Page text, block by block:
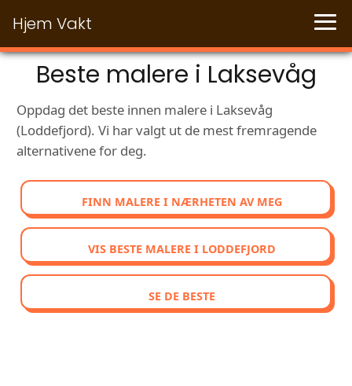
Hjem Vakt
Beste malere i Laksevåg
Oppdag det beste innen malere i Laksevåg
(Loddefjord). Vi har valgt ut de mest fremragende
alternativene for deg.
FINN MALERE I NÆRHETEN AV MEG
VIS BESTE MALERE I LODDEFJORD
SE DE BESTE